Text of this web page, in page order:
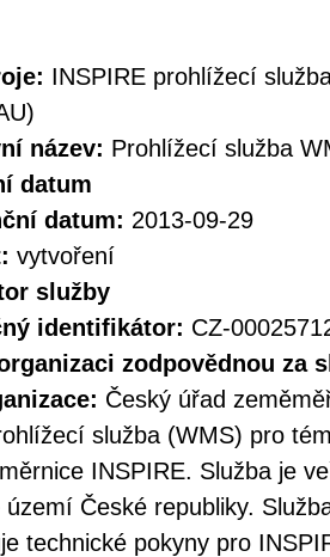
INSPIRE prohlížecí
název: Prohlížecí služba
datum
datum: 2013-09-29
vytvoření
služby
identifikátor: CZ-
zodpovědnou za
Český úřad
služba (WMS) pro
INSPIRE. Služba je
území České republiky.
technické pokyny pro